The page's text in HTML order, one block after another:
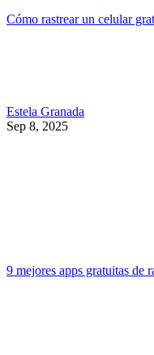
Cómo rastrear un celular
Estela Granada
Sep 8, 2025
9 mejores apps gratuitas de